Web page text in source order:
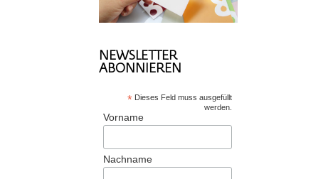
NEWSLETTER
ABONNIEREN
* Dieses Feld muss ausgefüllt
werden.
Vorname
Nachname